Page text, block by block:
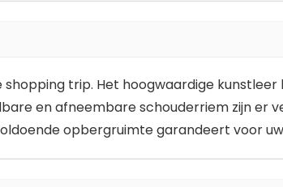
trip. Het hoogwaardige
en afneembare schouderriem zijn er
opbergruimte garandeert voor